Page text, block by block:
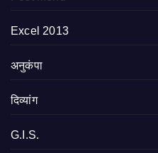
Excel 2013
अनुकंपा
दिव्यांग
G.I.S.